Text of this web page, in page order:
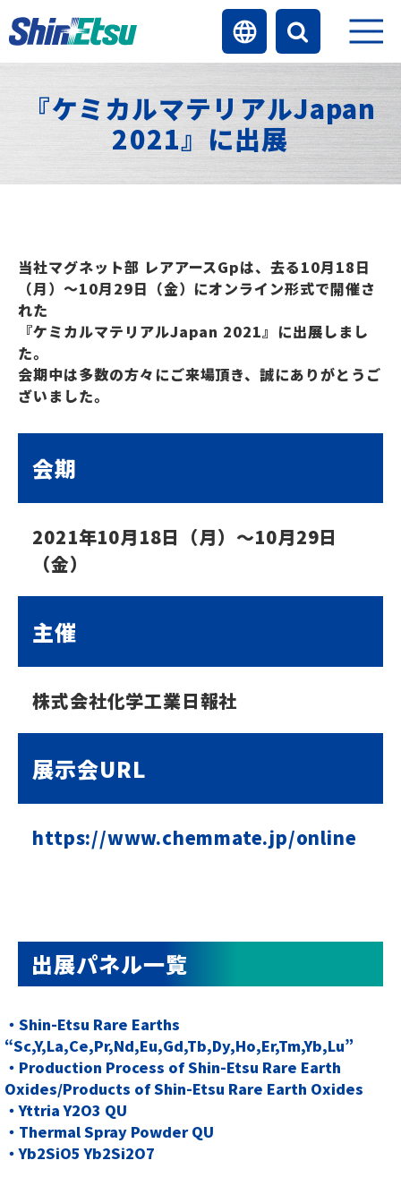
『ケミカルマテリアルJapan
2021』に出展
当社マグネット部 レアアースGpは、去る10月18日
（月）～10月29日（金）にオンライン形式で開催さ
れた
『ケミカルマテリアルJapan 2021』に出展しまし
た。
会期中は多数の方々にご来場頂き、誠にありがとうご
ざいました。
会期
2021年10月18日（月）～10月29日
（金）
主催
株式会社化学工業日報社
展示会URL
https://www.chemmate.jp/online
出展パネル一覧
・Shin-Etsu Rare Earths
“Sc,Y,La,Ce,Pr,Nd,Eu,Gd,Tb,Dy,Ho,Er,Tm,Yb,Lu”
・Production Process of Shin-Etsu Rare Earth
Oxides/Products of Shin-Etsu Rare Earth Oxides
・Yttria Y2O3 QU
・Thermal Spray Powder QU
・Yb2SiO5 Yb2Si2O7